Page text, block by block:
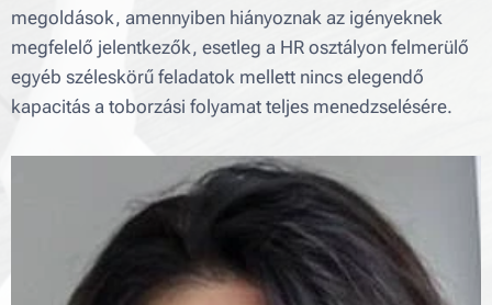
megoldások, amennyiben hiányoznak az igényeknek
megfelelő jelentkezők, esetleg a HR osztályon felmerülő
egyéb széleskörű feladatok mellett nincs elegendő
kapacitás a toborzási folyamat teljes menedzselésére.